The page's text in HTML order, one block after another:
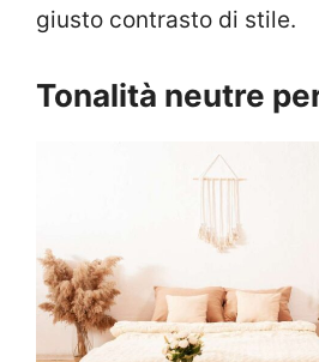
giusto contrasto di stile.
Tonalità neutre